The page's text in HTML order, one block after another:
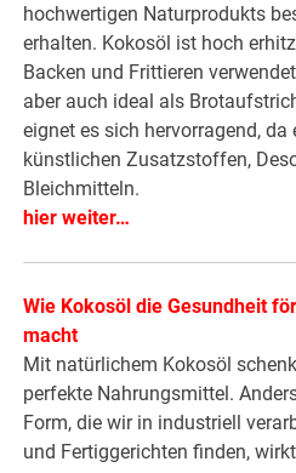
hochwertigen Naturprodukts
erhalten. Kokosöl ist hoch
Backen und Frittieren
aber auch ideal als
eignet es sich hervorragend,
künstlichen Zusatzstoffen,
Bleichmitteln.
hier weiter…
Wie Kokosöl die Gesundheit
macht
Mit natürlichem Kokosöl
perfekte Nahrungsmittel.
Form, die wir in industriell
und Fertiggerichten finden,